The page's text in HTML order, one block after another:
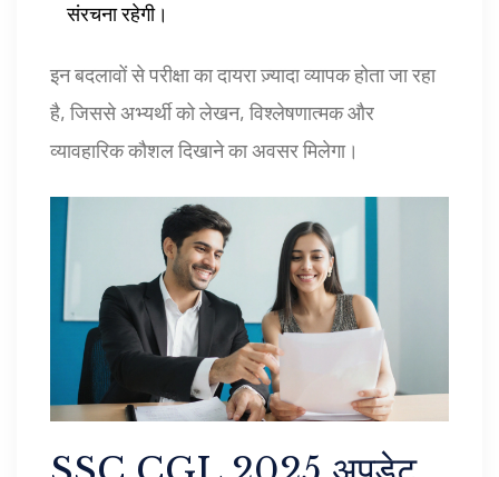
संरचना रहेगी।
इन बदलावों से परीक्षा का दायरा ज़्यादा व्यापक होता जा रहा
है, जिससे अभ्यर्थी को लेखन, विश्लेषणात्मक और
व्यावहारिक कौशल दिखाने का अवसर मिलेगा।